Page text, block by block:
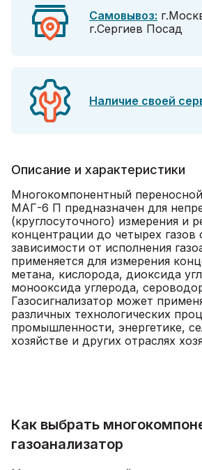
Самовывоз:
г.Сергиев Посад
Наличие своей
Описание и характеристики
Многокомпонентный переносной
МАГ-6 П предназначен для
(круглосуточного) измерения и
концентрации до четырех
зависимости от исполнения
применяется для измерения
метана, кислорода, диоксида
монооксида углерода,
Газосигнализатор может
различных технологических
промышленности, энергетике,
хозяйстве и других отраслях
Как выбрать
газоанализатор